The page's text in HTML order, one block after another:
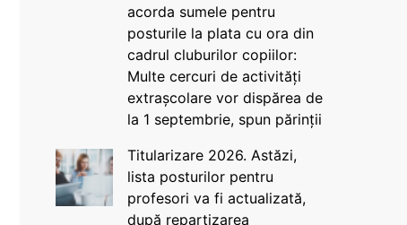
acorda sumele pentru
posturile la plata cu ora din
cadrul cluburilor copiilor:
Multe cercuri de activități
extrașcolare vor dispărea de
la 1 septembrie, spun părinții
Titularizare 2026. Astăzi,
lista posturilor pentru
profesori va fi actualizată,
după repartizarea